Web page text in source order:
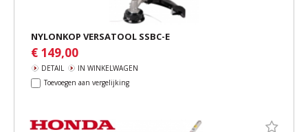
NYLONKOP VERSATOOL SSBC-E
€ 149,00
DETAIL
IN WINKELWAGEN
Toevoegen aan vergelijking